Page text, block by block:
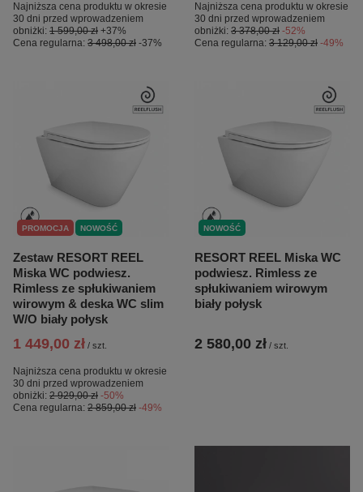
Najniższa cena produktu w okresie
30 dni przed wprowadzeniem
obniżki: 1 599,00 zł +37%
Cena regularna: 3 498,00 zł -37%
Najniższa cena produktu w okresie
30 dni przed wprowadzeniem
obniżki: 3 378,00 zł -52%
Cena regularna: 3 129,00 zł -49%
PROMOCJA NOWOŚĆ
Zestaw RESORT REEL
Miska WC podwiesz.
Rimless ze spłukiwaniem
wirowym & deska WC slim
W/O biały połysk
1 449,00 zł / szt.
Najniższa cena produktu w okresie
30 dni przed wprowadzeniem
obniżki: 2 929,00 zł -50%
Cena regularna: 2 859,00 zł -49%
NOWOŚĆ
RESORT REEL Miska WC
podwiesz. Rimless ze
spłukiwaniem wirowym
biały połysk
2 580,00 zł / szt.